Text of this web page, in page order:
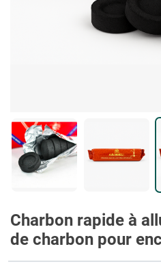
Charbon rapide à
de charbon pour